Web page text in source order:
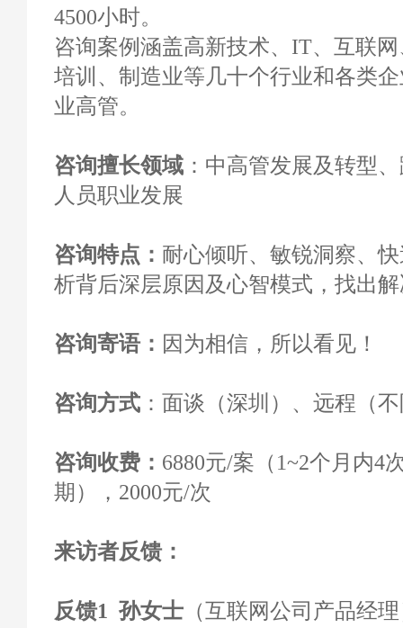
4500小时。
咨询案例涵盖高新技术、IT、互联
培训、制造业等几十个行业和各类
业高管。
咨询擅长领域 ：中高管发展及转型
人员职业发展
咨询特点： 耐心倾听、敏锐洞察、
析背后深层原因及心智模式，找出
咨询寄语： 因为相信，所以看见！
咨询方式 ：面谈（深圳）、远程（
咨询收费 ： 6880元/案（1~2个月内4
期），2000元/次
来访者反馈：
反馈1 孙女士 （互联网公司产品经